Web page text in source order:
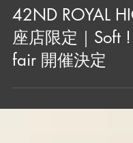
2024年6月28日
42ND ROYAL
座店限定｜Soft !
fair 開催決定